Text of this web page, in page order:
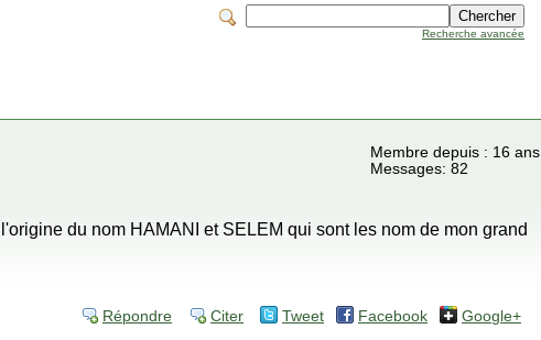
Recherche avancée
Membre depuis : 16 ans
Messages: 82
du nom HAMANI et SELEM qui sont les nom de mon grand
Répondre Citer Tweet Facebook Google+